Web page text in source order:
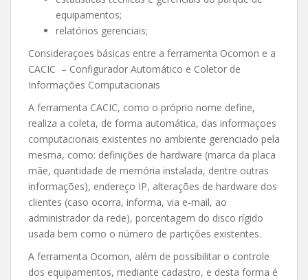
equipamentos;
relatórios gerenciais;
Consideraçoes básicas entre a ferramenta Ocomon e a
CACIC – Configurador Automático e Coletor de
Informações Computacionais
A ferramenta CACIC, como o próprio nome define,
realiza a coleta, de forma automática, das informaçoes
computacionais existentes no ambiente gerenciado pela
mesma, como: definições de hardware (marca da placa
mãe, quantidade de memória instalada, dentre outras
informações), endereço IP, alterações de hardware dos
clientes (caso ocorra, informa, via e-mail, ao
administrador da rede), porcentagem do disco rígido
usada bem como o número de partições existentes.
A ferramenta Ocomon, além de possibilitar o controle
dos equipamentos, mediante cadastro, e desta forma é